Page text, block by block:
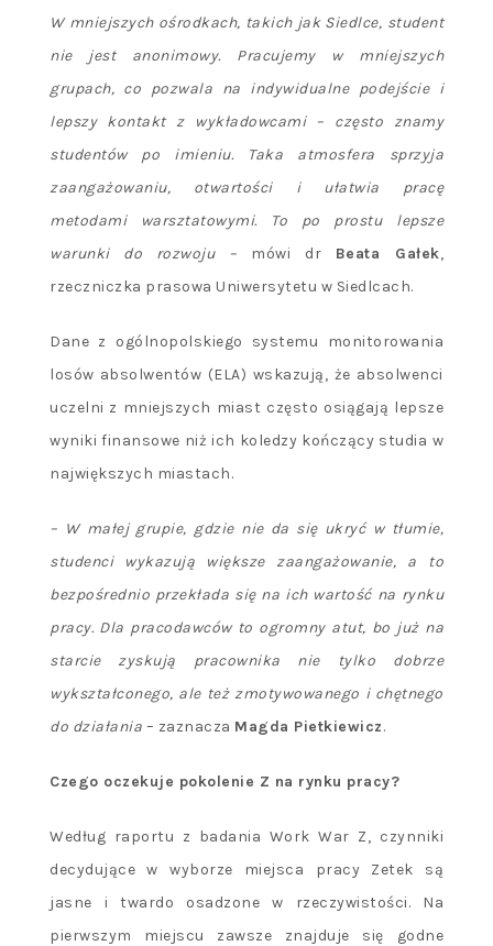
W mniejszych ośrodkach, takich jak Siedlce, student
nie jest anonimowy. Pracujemy w mniejszych
grupach, co pozwala na indywidualne podejście i
lepszy kontakt z wykładowcami – często znamy
studentów po imieniu. Taka atmosfera sprzyja
zaangażowaniu, otwartości i ułatwia pracę
metodami warsztatowymi. To po prostu lepsze
warunki do rozwoju – mówi dr Beata Gałek,
rzeczniczka prasowa Uniwersytetu w Siedlcach.
Dane z ogólnopolskiego systemu monitorowania
losów absolwentów (ELA) wskazują, że absolwenci
uczelni z mniejszych miast często osiągają lepsze
wyniki finansowe niż ich koledzy kończący studia w
największych miastach.
– W małej grupie, gdzie nie da się ukryć w tłumie,
studenci wykazują większe zaangażowanie, a to
bezpośrednio przekłada się na ich wartość na rynku
pracy. Dla pracodawców to ogromny atut, bo już na
starcie zyskują pracownika nie tylko dobrze
wykształconego, ale też zmotywowanego i chętnego
do działania – zaznacza Magda Pietkiewicz.
Czego oczekuje pokolenie Z na rynku pracy?
Według raportu z badania Work War Z, czynniki
decydujące w wyborze miejsca pracy Zetek są
jasne i twardo osadzone w rzeczywistości. Na
pierwszym miejscu zawsze znajduje się godne